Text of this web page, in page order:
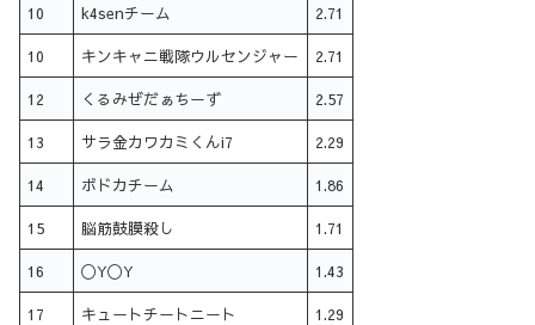
10 k4senチーム 2.71
10 キンキャニ戦隊ウルセンジャー 2.71
12 くるみぜだぁちーず 2.57
13 サラ金カワカミくんi7 2.29
14 ボドカチーム 1.86
15 脳筋鼓膜殺し 1.71
16 〇Y〇Y 1.43
17 キュートチートニート 1.29